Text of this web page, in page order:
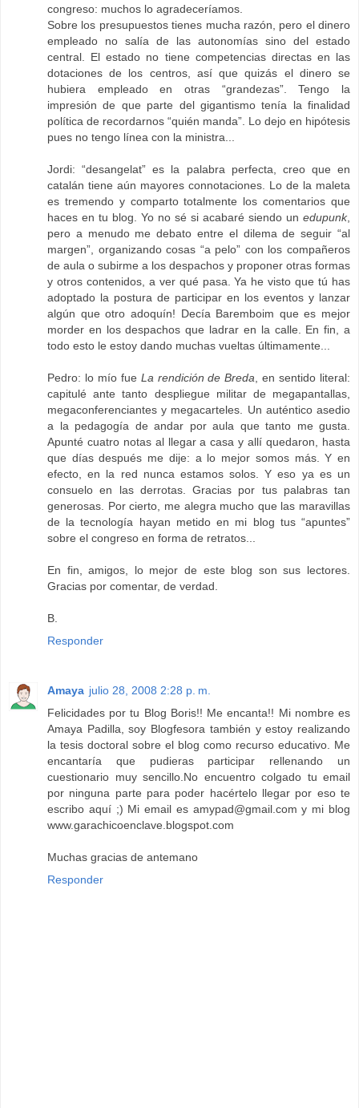
congreso: muchos lo agradeceríamos.
Sobre los presupuestos tienes mucha razón, pero el dinero
empleado no salía de las autonomías sino del estado
central. El estado no tiene competencias directas en las
dotaciones de los centros, así que quizás el dinero se
hubiera empleado en otras “grandezas”. Tengo la
impresión de que parte del gigantismo tenía la finalidad
política de recordarnos “quién manda”. Lo dejo en hipótesis
pues no tengo línea con la ministra...
Jordi: “desangelat” es la palabra perfecta, creo que en
catalán tiene aún mayores connotaciones. Lo de la maleta
es tremendo y comparto totalmente los comentarios que
haces en tu blog. Yo no sé si acabaré siendo un edupunk,
pero a menudo me debato entre el dilema de seguir “al
margen”, organizando cosas “a pelo” con los compañeros
de aula o subirme a los despachos y proponer otras formas
y otros contenidos, a ver qué pasa. Ya he visto que tú has
adoptado la postura de participar en los eventos y lanzar
algún que otro adoquín! Decía Baremboim que es mejor
morder en los despachos que ladrar en la calle. En fin, a
todo esto le estoy dando muchas vueltas últimamente...
Pedro: lo mío fue La rendición de Breda , en sentido literal:
capitulé ante tanto despliegue militar de megapantallas,
megaconferenciantes y megacarteles. Un auténtico asedio
a la pedagogía de andar por aula que tanto me gusta.
Apunté cuatro notas al llegar a casa y allí quedaron, hasta
que días después me dije: a lo mejor somos más. Y en
efecto, en la red nunca estamos solos. Y eso ya es un
consuelo en las derrotas. Gracias por tus palabras tan
generosas. Por cierto, me alegra mucho que las maravillas
de la tecnología hayan metido en mi blog tus “apuntes”
sobre el congreso en forma de retratos...
En fin, amigos, lo mejor de este blog son sus lectores.
Gracias por comentar, de verdad.
B.
Responder
Amaya julio 28, 2008 2:28 p. m.
Felicidades por tu Blog Boris!! Me encanta!! Mi nombre es
Amaya Padilla, soy Blogfesora también y estoy realizando
la tesis doctoral sobre el blog como recurso educativo. Me
encantaría que pudieras participar rellenando un
cuestionario muy sencillo.No encuentro colgado tu email
por ninguna parte para poder hacértelo llegar por eso te
escribo aquí ;) Mi email es amypad@gmail.com y mi blog
www.garachicoenclave.blogspot.com
Muchas gracias de antemano
Responder